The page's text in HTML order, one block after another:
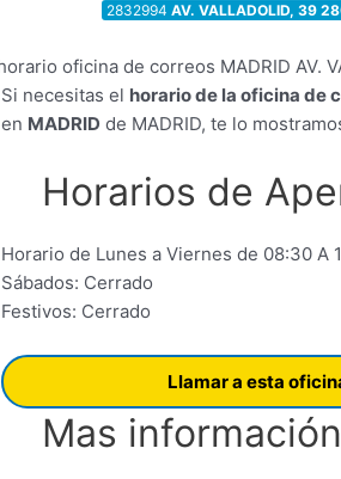
2832994 AV. VALLADOLID, 39
Si necesitas el horario de la oficina de
en MADRID de MADRID, te lo
Horarios de
Horario de Lunes a Viernes de 08:30 A
Sábados: Cerrado
Festivos: Cerrado
Llamar a esta
Mas